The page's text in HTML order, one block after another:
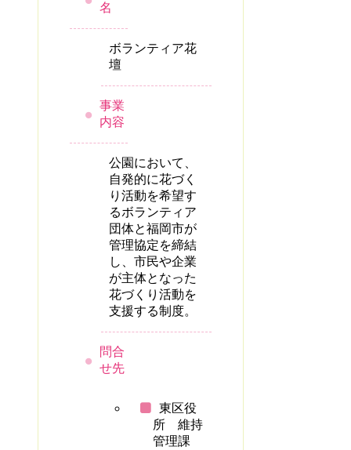
名
ボランティア花
壇
事業
内容
公園において、
自発的に花づく
り活動を希望す
るボランティア
団体と福岡市が
管理協定を締結
し、市民や企業
が主体となった
花づくり活動を
支援する制度。
問合
せ先
東区役
所 維持
管理課